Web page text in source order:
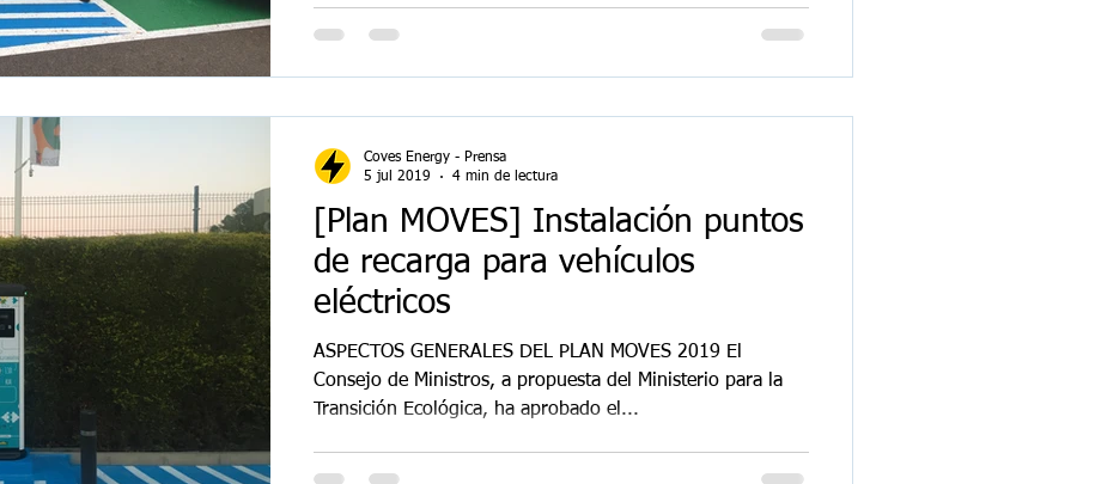
[Plan MOVES] Instalación puntos
de recarga para vehículos
eléctricos
ASPECTOS GENERALES DEL PLAN MOVES 2019 El
Consejo de Ministros, a propuesta del Ministerio para la
Transición Ecológica, ha aprobado el...
Coves Energy - Prensa
5 jul 2019
4 min de lectura